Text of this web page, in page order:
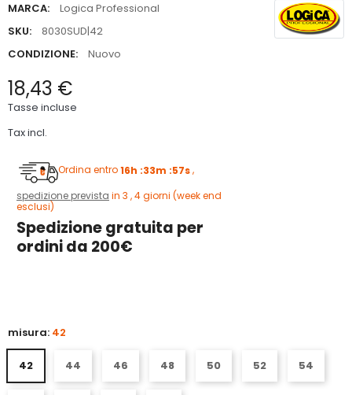
MARCA:
Logica Professional
SKU:
8030SUD|42
CONDIZIONE:
Nuovo
18,43 €
Tasse incluse
Tax incl.
Ordina entro16h :33m :56s,
spedizione prevista in 3 , 4 giorni (week end
esclusi)
Spedizione gratuita per
ordini da 200€
misura: 42
42 44 46 48 50 52 54